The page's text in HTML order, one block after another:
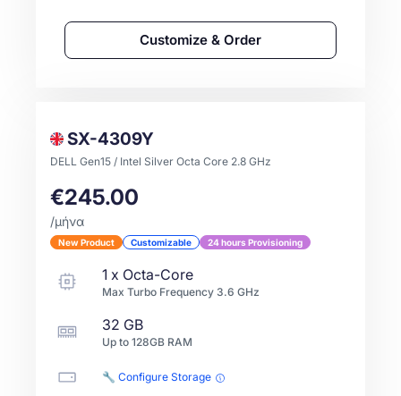
Customize & Order
SX-4309Y
DELL Gen15 / Intel Silver Octa Core 2.8 GHz
€245.00
/μήνα
New Product Customizable 24 hours Provisioning
1 x Octa-Core
Max Turbo Frequency 3.6 GHz
32 GB
Up to 128GB RAM
🔧 Configure Storage